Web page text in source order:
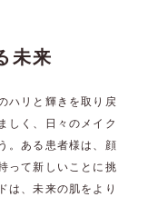
未来
ハリと輝きを取り戻
しく、日々のメイク
。ある患者様は、顔
って新しいことに挑
は、未来の肌をより